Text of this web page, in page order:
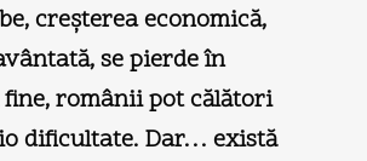
creşterea economică,
se pierde în
românii pot călători
dificultate. Dar… există